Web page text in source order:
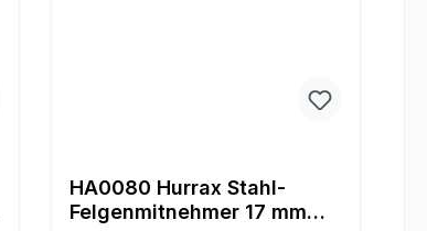
begrenzen. Zumal das Handling
können nicht auf dem X-Maxx
montiert werden (Sechskant zu
HA0080 Hurrax Stahl-
Felgenmitnehmer 17 mm